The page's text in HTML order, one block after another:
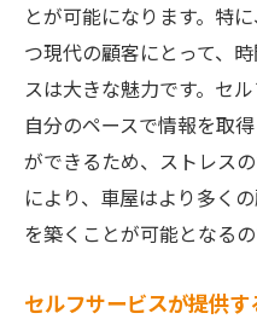
とが可能になります。特
つ現代の顧客にとって、
スは大きな魅力です。セ
自分のペースで情報を取
ができるため、ストレス
により、車屋はより多く
を築くことが可能となるの
セルフサービスが提供